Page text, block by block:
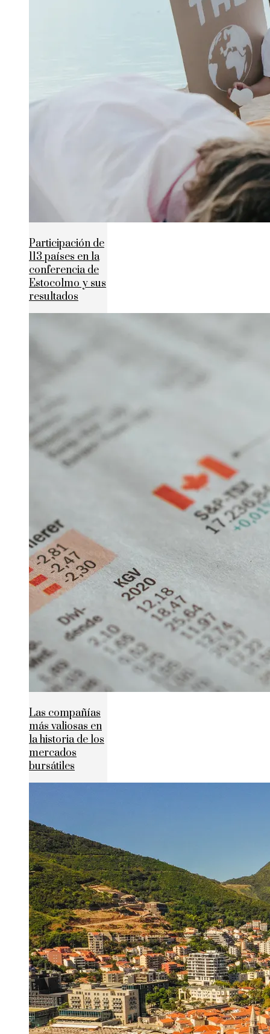
Participación de
113 países en la
conferencia de
Estocolmo y sus
resultados
Las compañías
más valiosas en
la historia de los
mercados
bursátiles